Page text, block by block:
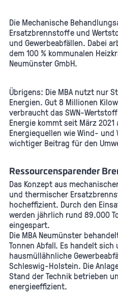
Die Mechanische
Ersatzbrennstoffe und
und Gewerbeabfällen. Dabei
dem 100 % kommunalen
Neumünster GmbH.
Übrigens: Die MBA nutzt nur
Energien. Gut 8 Millionen
verbraucht das SWN-
Energie kommt seit März
Energiequellen wie Wind- und
wichtiger Beitrag für den
Ressourcensparender
Das Konzept aus
und thermischer
hocheffizient. Durch den
werden jährlich rund 89.000
eingespart.
Die MBA Neumünster
Tonnen Abfall. Es handelt
hausmüllähnliche
Schleswig-Holstein. Die
Stand der Technik betrieben
energieeffizient.